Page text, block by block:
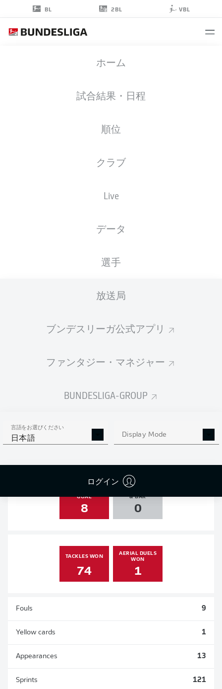
BL 2BL VBL
ホーム
試合結果・日程
順位
クラブ
Live
データ
選手
放送局
ブンデスリーガ公式アプリ
ファンタジー・マネジャー
BUNDESLIGA-GROUP
言語をお選びください
日本語 Display Mode
ログイン
06.03.2005
2025/2026
統計 シーズン 2025/2026
GOALS PENALTIES
GOAL
8
& BAR
0
TACKLES WON
74
AERIAL DUELS
WON
1
Fouls 9
Yellow cards 1
Appearances 13
Sprints 121